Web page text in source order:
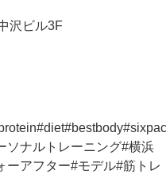
沢ビル3F
#diet#bestbody
ソナルトレーニング#横浜
ーアフター#モデル#筋トレ